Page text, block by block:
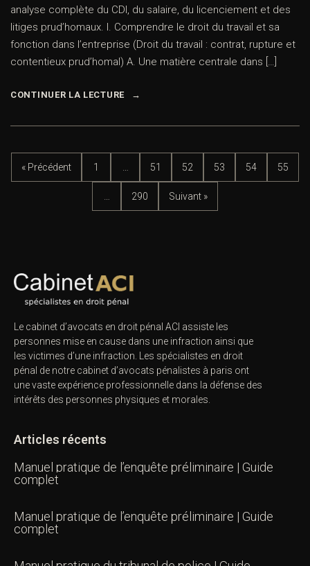
analyse complète du CDI, du salaire, du licenciement et des
litiges prud’homaux. I. Comprendre le droit du travail et sa
fonction dans l’entreprise (Droit du travail : contrat, rupture et
contentieux prud’homal) A. Une matière centrale dans […]
CONTINUER LA LECTURE
« Précédent 1 51 52 53 54 55
290 Suivant »
Le cabinet d’avocats en droit pénal ACI assiste les
personnes mise en cause dans une infraction ainsi que
les victimes d’une infraction. Les spécialistes en droit
pénal de notre cabinet d’avocats pénalistes à paris ont
une vaste expérience professionnelle dans la défense des
intérêts des personnes physiques et morales.
Articles récents
Manuel pratique de l’enquête préliminaire | Guide
complet
Manuel pratique de l’enquête préliminaire | Guide
complet